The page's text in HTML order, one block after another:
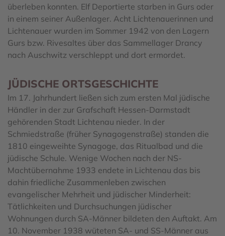
überleben konnten. Elf Deportierte starben in Gurs oder
in einem seiner Außenlager. Acht Lichtenauerinnen und
Lichtenauer wurden im Sommer 1942 von den Lagern
Gurs bzw. Rivesaltes über das Sammellager Drancy
nach Auschwitz verschleppt und dort ermordet.
JÜDISCHE ORTSGESCHICHTE
Im 17. Jahrhundert ließen sich zum ersten Mal jüdische
Händler in der zur Grafschaft Hessen-Darmstadt
gehörenden Stadt Lichtenau nieder. In der
Schmiedstraße (früher Synagogenstraße) standen die
1810 eingeweihte Synagoge, das Ritualbad und die
jüdische Schule. Wenige Wochen nach der NS-
Machtübernahme 1933 endete in Lichtenau das bis
dahin friedliche Zusammenleben zwischen
evangelischer Mehrheit und jüdischer Minderheit:
Tätlichkeiten und Durchsuchungen jüdischer
Wohnungen durch SA-Männer bildeten den Auftakt. Am
10. November 1938 wüteten SA- und SS-Männer aus